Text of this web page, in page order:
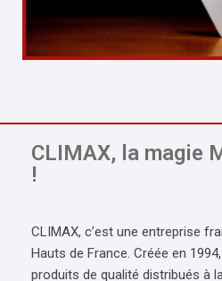
CLIMAX, la magie
!
CLIMAX, c’est une entreprise
Hauts de France. Créée en
produits de qualité distribués à